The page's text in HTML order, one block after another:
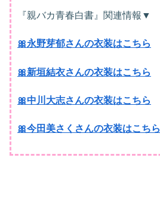
『親バカ青春白書』関連情報▼
🎀永野芽郁さんの衣装はこちら
🎀新垣結衣さんの衣装はこちら
🎀中川大志さんの衣装はこちら
🎀今田美さくさんの衣装はこちら